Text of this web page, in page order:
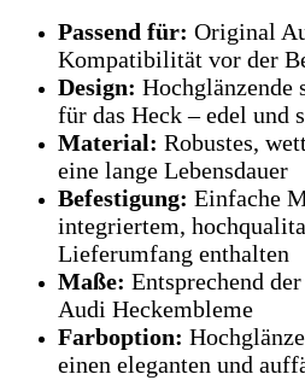
Passend für: Original
Kompatibilität vor der
Design: Hochglänzende
für das Heck – edel und
Material: Robustes,
eine lange Lebensdauer
Befestigung: Einfache
integriertem,
Lieferumfang enthalten
Maße: Entsprechend
Audi Heckembleme
Farboption:
einen eleganten und